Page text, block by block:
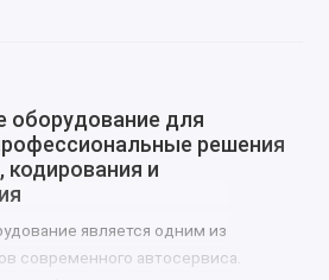
оборудование для
решения
кодирования и
является одним из
современного автосервиса.